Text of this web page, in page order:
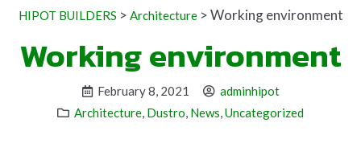
HIPOT BUILDERS > Architecture>Working environment
Working environment
February 8, 2021
adminhipot
Architecture, Dustro, News,Uncategorized